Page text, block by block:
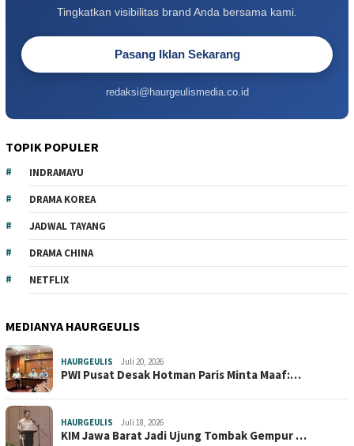
Tingkatkan visibilitas brand Anda bersama kami.
Pasang Iklan Sekarang
redaksi@haurgeulismedia.co.id
TOPIK POPULER
INDRAMAYU
DRAMA KOREA
JADWAL TAYANG
DRAMA CHINA
NETFLIX
MEDIANYA HAURGEULIS
HAURGEULIS Juli 20, 2026
PWI Pusat Desak Hotman Paris Minta Maaf:…
HAURGEULIS Juli 18, 2026
KIM Jawa Barat Jadi Ujung Tombak Gempur …